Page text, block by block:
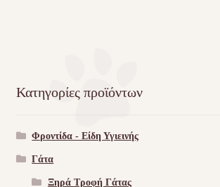
Κατηγορίες προϊόντων
Φροντίδα - Είδη Υγιεινής
Γάτα
Ξηρά Τροφή Γάτας